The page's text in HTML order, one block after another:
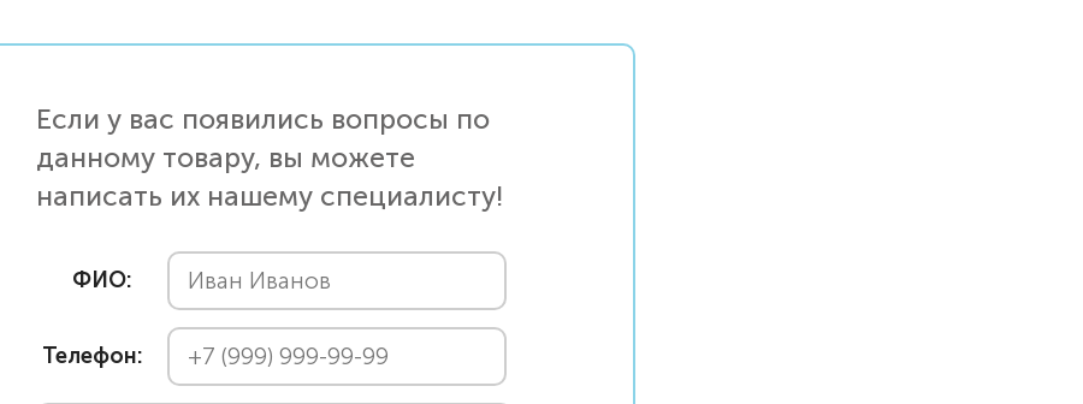
Если у вас появились вопросы по
данному товару, вы можете
написать их нашему специалисту!
ФИО:
Телефон: